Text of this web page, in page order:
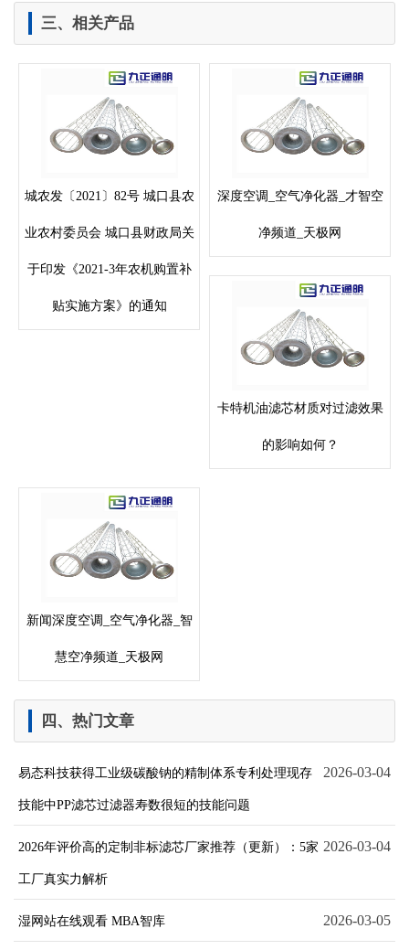
三、相关产品
城农发〔2021〕82号 城口县农
业农村委员会 城口县财政局关
于印发《2021-3年农机购置补
贴实施方案》的通知
深度空调_空气净化器_才智空
净频道_天极网
卡特机油滤芯材质对过滤效果
的影响如何？
新闻深度空调_空气净化器_智
慧空净频道_天极网
四、热门文章
2026-03-04
易态科技获得工业级碳酸钠的精制体系专利处理现存
技能中PP滤芯过滤器寿数很短的技能问题
2026-03-04
2026年评价高的定制非标滤芯厂家推荐（更新）：5家
工厂真实力解析
2026-03-05
湿网站在线观看 MBA智库